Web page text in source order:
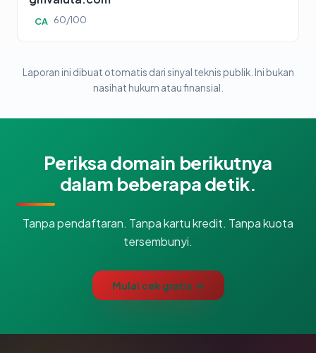
CA 60/100
Laporan ini dibuat otomatis dari sinyal teknis publik. Ini bukan
nasihat hukum atau finansial.
Periksa domain berikutnya
dalam beberapa detik.
Tanpa pendaftaran. Tanpa kartu kredit. Tanpa kuota
tersembunyi.
Mulai cek gratis →